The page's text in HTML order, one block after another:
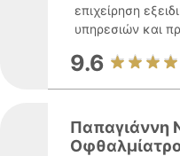
επιχείρηση
υπηρεσιών και
9.6
Παπαγιάννη